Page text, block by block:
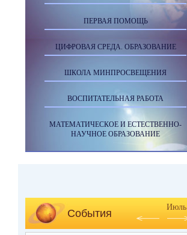
ПЕРВАЯ ПОМОЩЬ
ЦИФРОВАЯ СРЕДА. ОБРАЗОВАНИЕ
ШКОЛА МИНПРОСВЕЩЕНИЯ
ВОСПИТАТЕЛЬНАЯ РАБОТА
МАТЕМАТИЧЕСКОЕ И ЕСТЕСТВЕННО-
НАУЧНОЕ ОБРАЗОВАНИЕ
События
Июль